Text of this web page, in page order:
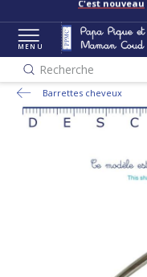
C'est nouveau
MENU
Recherche
Barrettes cheveux